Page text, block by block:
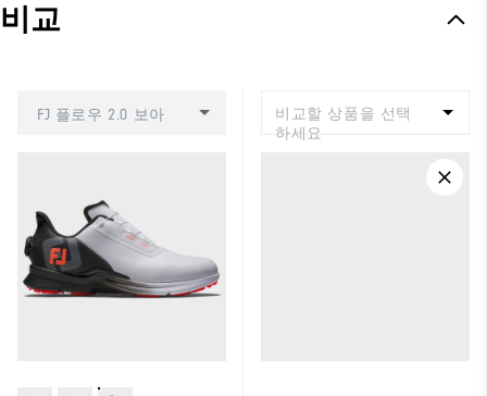
비교
FJ 플로우 2.0 보아
비교할 상품을 선택
하세요